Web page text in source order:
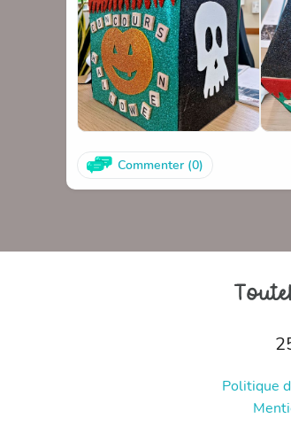
Commenter (0)
Politique